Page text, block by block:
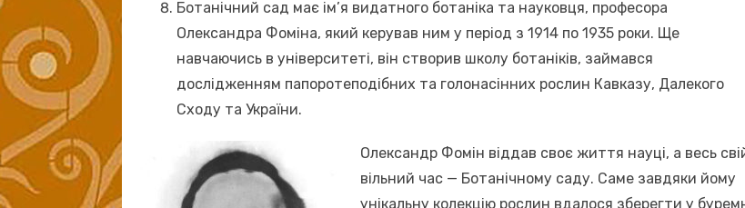
Ботанічний сад має ім’я видатного ботаніка та науковця, професора
Олександра Фоміна, який керував ним у період з 1914 по 1935 роки. Ще
навчаючись в університеті, він створив школу ботаніків, займався
дослідженням папоротеподібних та голонасінних рослин Кавказу, Далекого
Сходу та України.
Олександр Фомін віддав своє життя науці, а весь
вільний час — Ботанічному саду. Саме завдяки йому
унікальну колекцію рослин вдалося зберегти у